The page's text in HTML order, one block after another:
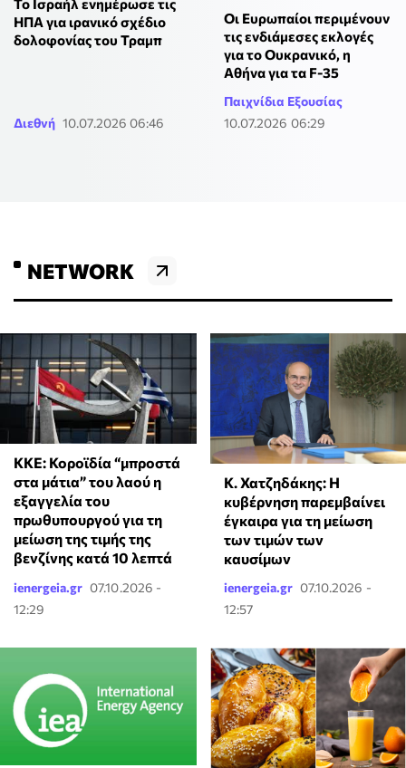
Το Ισραήλ ενημέρωσε τις
ΗΠΑ για ιρανικό σχέδιο
δολοφονίας του Τραμπ
Διεθνή 10.07.2026 06:46
Οι Ευρωπαίοι περιμένουν
τις ενδιάμεσες εκλογές
για το Ουκρανικό, η
Αθήνα για τα F-35
Παιχνίδια Εξουσίας
10.07.2026 06:29
NETWORK
ΚΚΕ: Κοροϊδία “μπροστά
στα μάτια” του λαού η
εξαγγελία του
πρωθυπουργού για τη
μείωση της τιμής της
βενζίνης κατά 10 λεπτά
ienergeia.gr 07.10.2026 -
12:29
Κ. Χατζηδάκης: Η
κυβέρνηση παρεμβαίνει
έγκαιρα για τη μείωση
των τιμών των
καυσίμων
ienergeia.gr 07.10.2026 -
12:57